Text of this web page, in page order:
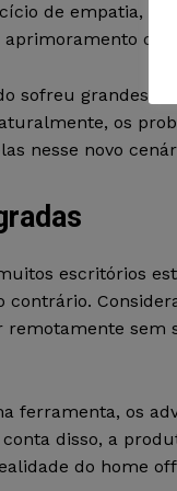
de empatia,
da
sofreu grandes
os
nesse novo
escritórios
contrário.
sem
ferramenta, os
disso, a
do home